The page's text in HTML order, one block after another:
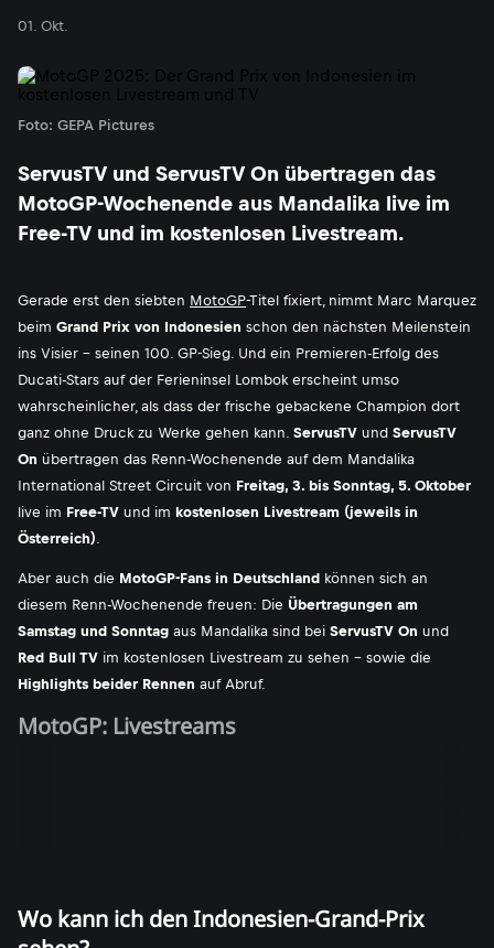
01. Okt.
Foto: GEPA Pictures
ServusTV und ServusTV On übertragen das
MotoGP-Wochenende aus Mandalika live im
Free-TV und im kostenlosen Livestream.
Gerade erst den siebten MotoGP-Titel fixiert, nimmt Marc Marquez
beim Grand Prix von Indonesien schon den nächsten Meilenstein
ins Visier - seinen 100. GP-Sieg. Und ein Premieren-Erfolg des
Ducati-Stars auf der Ferieninsel Lombok erscheint umso
wahrscheinlicher, als dass der frische gebackene Champion dort
ganz ohne Druck zu Werke gehen kann. ServusTV und ServusTV
On übertragen das Renn-Wochenende auf dem Mandalika
International Street Circuit von Freitag, 3. bis Sonntag, 5. Oktober
live im Free-TV und im kostenlosen Livestream (jeweils in
Österreich).
Aber auch die MotoGP-Fans in Deutschland können sich an
diesem Renn-Wochenende freuen: Die Übertragungen am
Samstag und Sonntag aus Mandalika sind bei ServusTV On und
Red Bull TV im kostenlosen Livestream zu sehen - sowie die
Highlights beider Rennen auf Abruf.
MotoGP: Livestreams
Wo kann ich den Indonesien-Grand-Prix